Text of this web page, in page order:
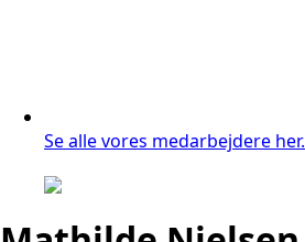
Se alle vores medarbejdere her.